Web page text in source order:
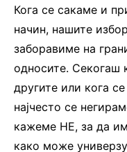
Кога се сакаме и
начин, нашите
заборавиме на
односите. Секогаш
другите или кога
најчесто се
кажеме НЕ, за да
како може